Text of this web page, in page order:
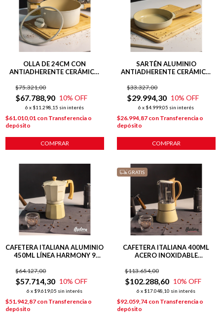
OLLA DE 24CM CON
ANTIADHERENTE CERÁMICO
INDUCCIÓN
$67.788,90
$75.321,00
10% OFF
6 x $11.298,15 sin interés
$61.010,01 con Transferencia o
depósito
COMPRAR
SARTÉN ALUMINIO
ANTIADHERENTE CERÁMICO
$29.994,30
$33.327,00
10% OFF
6 x $4.999,05 sin interés
$26.994,87 con Transferencia o
depósito
COMPRAR
CAFETERA ITALIANA ALUMINIO
450ML LÍNEA HARMONY 9
$57.714,30
$64.127,00
10% OFF
6 x $9.619,05 sin interés
$51.942,87 con Transferencia o
depósito
GRATIS
CAFETERA ITALIANA 400ML
ACERO INOXIDABLE
$102.288,60
$113.654,00
10% OFF
6 x $17.048,10 sin interés
$92.059,74 con Transferencia o
depósito